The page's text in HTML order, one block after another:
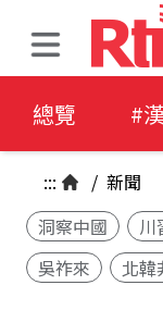
總覽 #
::: / 新聞
洞察中國
川
吳祚來
北韓